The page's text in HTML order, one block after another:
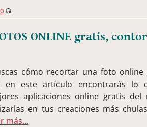
0
ONLINE gratis,
cómo recortar una foto online
en este artículo encontrarás lo
aplicaciones online gratis
en tus creaciones más
más...